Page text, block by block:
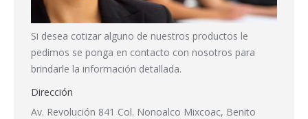
Si desea cotizar alguno de nuestros productos le
pedimos se ponga en contacto con nosotros para
brindarle la información detallada.
Dirección
Av. Revolución 841 Col. Nonoalco Mixcoac, Benito